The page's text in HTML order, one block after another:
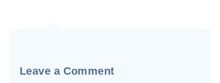
Leave a Comment